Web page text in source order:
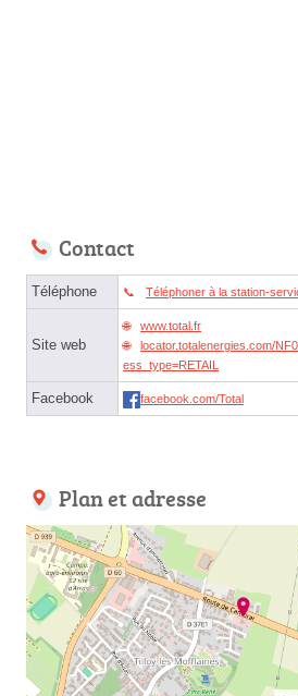
Contact
Téléphone Téléphoner à la station-
Site web
www.total.fr
locator.totalenergies.com/
ess_type=RETAIL
Facebook facebook.com/Total
Plan et adresse